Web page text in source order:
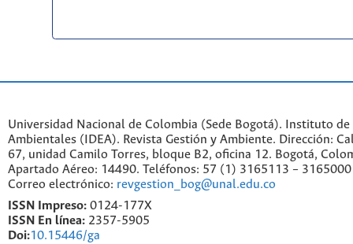
Universidad Nacional de Colombia (Sede Bogotá). Instituto de
Ambientales (IDEA). Revista Gestión y Ambiente. Dirección:
67, unidad Camilo Torres, bloque B2, oficina 12. Bogotá,
Apartado Aéreo: 14490. Teléfonos: 57 (1) 3165113 –
Correo electrónico: revgestion_bog@unal.edu.co
ISSN Impreso: 0124-177X
ISSN En línea: 2357-5905
Doi:10.15446/ga